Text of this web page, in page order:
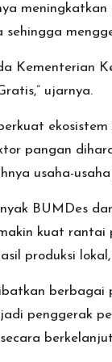
sehingga
Kementerian
ujarnya.
pangan
usaha-
BUMDes
kuat
produksi
penggerak